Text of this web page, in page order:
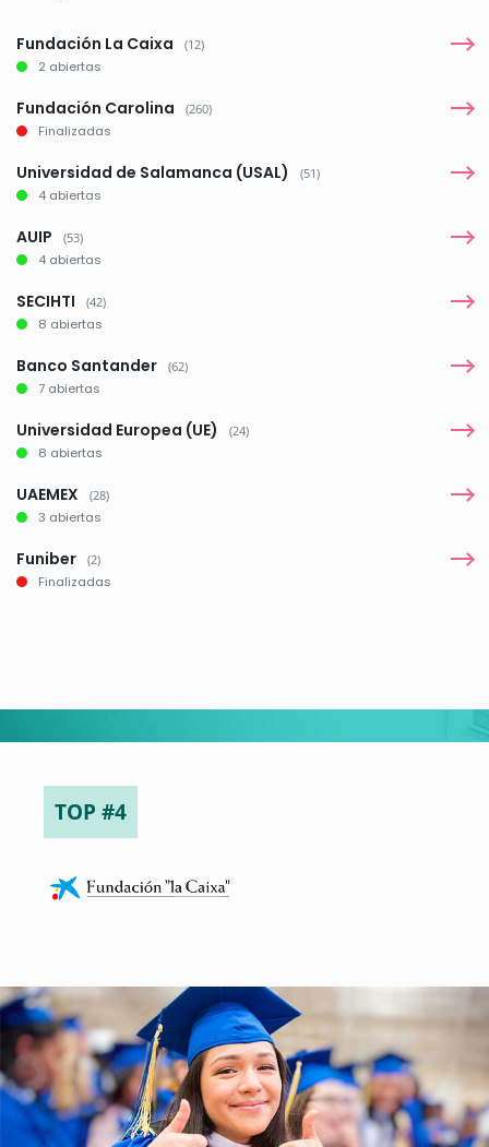
Fundación La Caixa (12)
2 abiertas
Fundación Carolina (260)
Finalizadas
Universidad de Salamanca (USAL) (51)
4 abiertas
AUIP (53)
4 abiertas
SECIHTI (42)
8 abiertas
Banco Santander (62)
7 abiertas
Universidad Europea (UE) (24)
8 abiertas
UAEMEX (28)
3 abiertas
Funiber (2)
Finalizadas
TOP #4